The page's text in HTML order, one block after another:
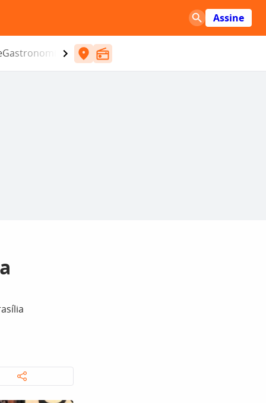
Assine
Gastronomia Entretenimento